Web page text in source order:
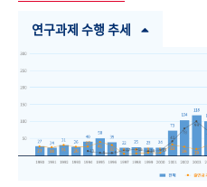
연구과제 수행 추세